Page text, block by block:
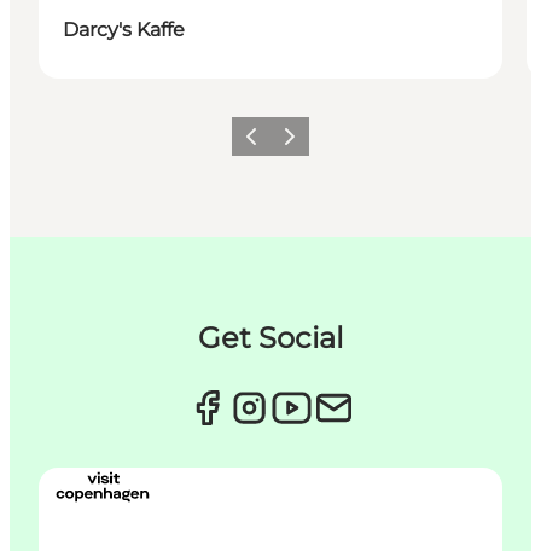
Darcy's Kaffe
Previous
Next
Get Social